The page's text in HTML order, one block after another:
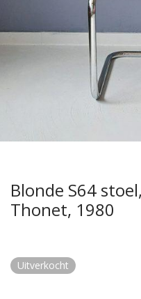
Blonde S64
Thonet, 1980
Uitverkocht